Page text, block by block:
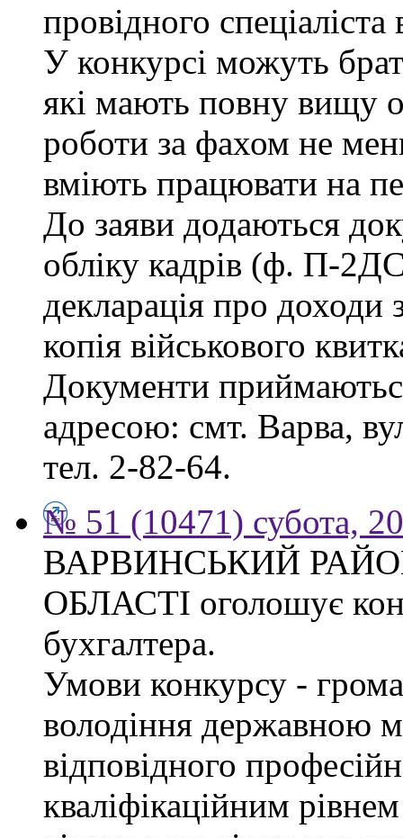
провідного
У конкурсі можуть
які мають повну вищу
роботи за фахом не
вміють працювати на
До заяви додаються
обліку кадрів (ф. П-
декларація про доходи
копія військового
Документи
адресою: смт. Варва,
тел. 2-82-64.
№ 51 (10471) субота,
ВАРВИНСЬКИЙ
ОБЛАСТІ оголошує
бухгалтера.
Умови конкурсу -
володіння державною
відповідного
кваліфікаційним